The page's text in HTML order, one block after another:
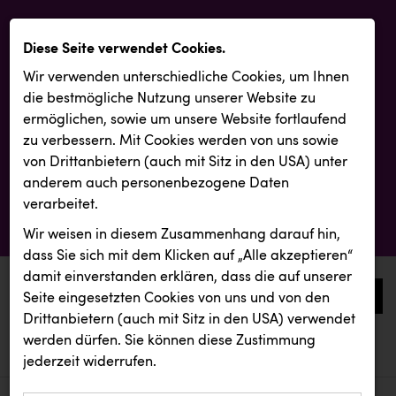
0
aktuelle aussendungen
aktuelle aussendungen
Diese Seite verwendet Cookies.
Wir verwenden unterschiedliche Cookies, um Ihnen
die best­mögliche Nutzung unserer Website zu
ermöglichen, sowie um unsere Website fortlaufend
zu verbessern. Mit Cookies werden von uns sowie
von Drittanbietern (auch mit Sitz in den USA) unter
anderem auch personenbezogene Daten
verarbeitet.
Wir weisen in diesem Zusammenhang darauf hin,
dass Sie sich mit dem Klicken auf „Alle akzeptieren“
damit ein­ver­standen erklären, dass die auf unserer
Seite eingesetzten Cookies von uns und von den
Drittanbietern (auch mit Sitz in den USA) verwendet
werden dürfen. Sie können diese Zustimmung
jederzeit widerrufen.